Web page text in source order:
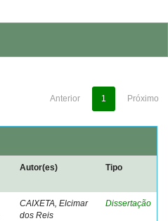
Anterior 1 Próximo
Autor(es) Tipo
CAIXETA, Elcimar
dos Reis
Dissertação